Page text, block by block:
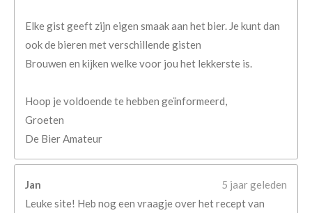
Elke gist geeft zijn eigen smaak aan het bier. Je kunt dan
ook de bieren met verschillende gisten
Brouwen en kijken welke voor jou het lekkerste is.
Hoop je voldoende te hebben geïnformeerd,
Groeten
De Bier Amateur
Jan
5 jaar geleden
Leuke site! Heb nog een vraagje over het recept van